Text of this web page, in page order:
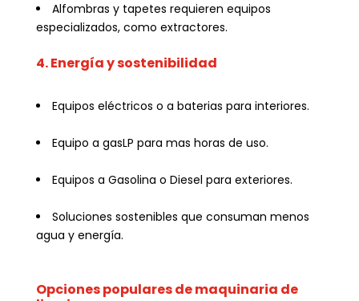
Alfombras y tapetes requieren equipos
especializados, como extractores.
4. Energía y sostenibilidad
Equipos eléctricos o a baterias para interiores.
Equipo a gasLP para mas horas de uso.
Equipos a Gasolina o Diesel para exteriores.
Soluciones sostenibles que consuman menos
agua y energía.
Opciones populares de maquinaria de